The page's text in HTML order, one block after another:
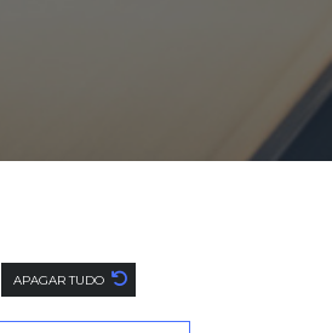
APAGAR TUDO